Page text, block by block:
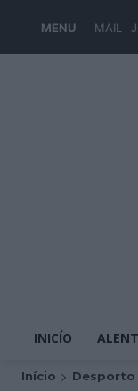
MENU MAIL
INICÍO
Início Desporto